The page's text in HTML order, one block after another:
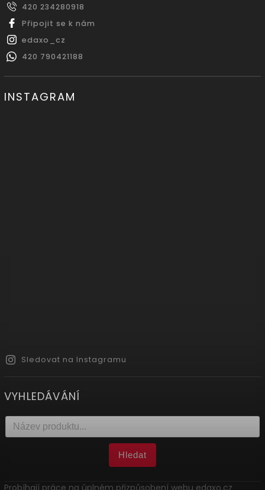
420 234280918
Připojit se k nám
edaxo_cz
420 790421188
INSTAGRAM
Sledovat na Instagramu
VYHLEDÁVÁNÍ
Hledat
Probíhají práce na úplném přizpůsobení webu edaxo.cz